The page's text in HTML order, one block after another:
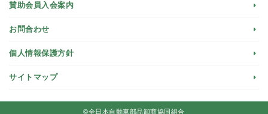
賛助会員入会案内
お問合わせ
個人情報保護方針
サイトマップ
©全日本自動車部品卸商協同組合